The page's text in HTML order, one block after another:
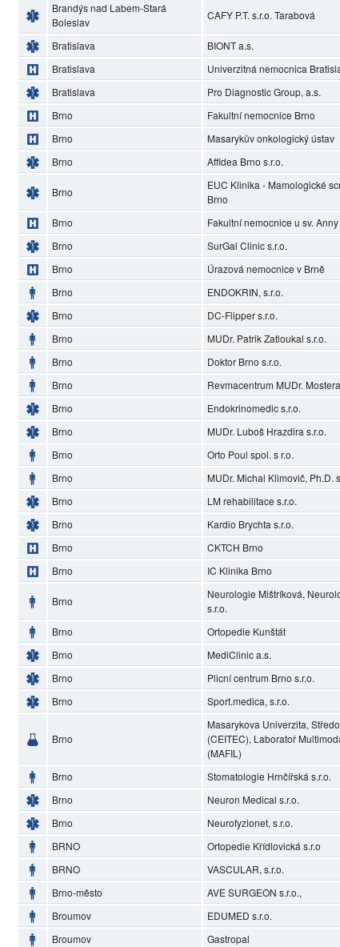
Brandýs nad Labem-Stará
Boleslav
CAFY P.T. s.r.o. Tarabová
Bratislava BIONT a.s.
Bratislava
Univerzitná nemocnica
Bratislava
Pro Diagnostic Group, a.s.
Brno
Fakultní nemocnice Brno
Brno
Masarykův onkologický ústav
Brno
Affidea Brno s.r.o.
Brno
EUC Klinika - Mamologické
Brno
Brno Fakultní nemocnice u sv.
Brno
SurGal Clinic s.r.o.
Brno
Úrazová nemocnice v Brně
Brno
ENDOKRIN, s.r.o.
Brno
DC-Flipper s.r.o.
Brno
MUDr. Patrik Zatloukal s.r.o.
Brno
Doktor Brno s.r.o.
Brno
Revmacentrum MUDr.
Brno
Endokrinomedic s.r.o.
Brno
MUDr. Luboš Hrazdira s.r.o.
Brno
Orto Poul spol. s r.o.
Brno
MUDr. Michal Klimovič, Ph.D.
Brno
LM rehabilitace s.r.o.
Brno
Kardio Brychta s.r.o.
Brno
CKTCH Brno
Brno
IC Klinika Brno
Brno
Neurologie Mištríková,
s.r.o.
Brno Ortopedie Kunštát
Brno
MediClinic a.s.
Brno
Plicní centrum Brno s.r.o.
Brno
Sport.medica, s.r.o.
Brno
Masarykova Univerzita,
(CEITEC), Laboratoř
(MAFIL)
Brno Stomatologie Hrnčířská s.r.o.
Brno
Neuron Medical s.r.o.
Brno
Neurofyzionet, s.r.o.
BRNO
Ortopedie Křídlovická s.r.o
BRNO
VASCULAR, s.r.o.
Brno-město
AVE SURGEON s.r.o.,
Broumov
EDUMED s.r.o.
Broumov
Gastropal